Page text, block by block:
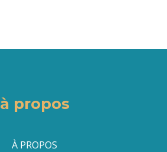
à propos
À PROPOS